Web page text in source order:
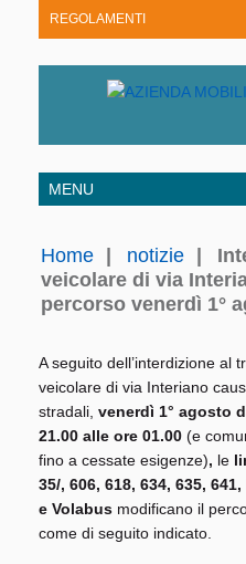
REGOLAMENTI
Home notizie
veicolare di via
percorso venerdì 1°
A seguito dell’interdizione al
veicolare di via Interiano
stradali, venerdì 1° agosto
21.00 alle ore 01.00 (e
fino a cessate esigenze), le
35/, 606, 618, 634, 635, 641,
e Volabus modificano il
come di seguito indicato.